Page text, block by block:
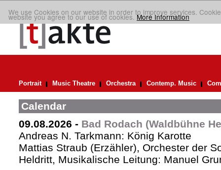
We use Cookies on our website in order to improve services.
website you agree to our use of cookies.More Information
Portrait Music Theatre Orchestra Contemp. Music
Calendar
09.08.2026 - Bad Rodach (Waldbühne
Andreas N. Tarkmann: König Karotte
Mattias Straub (Erzähler), Orchester der
Heldritt, Musikalische Leitung: Manuel